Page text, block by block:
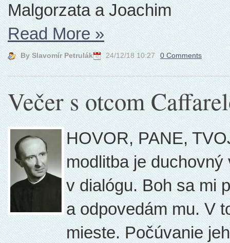
Malgorzata a Joachim
Read More»
By Slavomír Petrulák 24/12/18 10:27 0 Comments
Večer s otcom
HOVOR, PANE,
modlitba je
v dialógu. Boh sa mi
a odpovedám mu. V
mieste. Počúvanie